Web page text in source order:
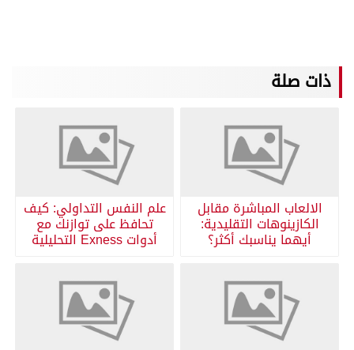
ذات صلة
الالعاب المباشرة مقابل
الكازينوهات التقليدية:
أيهما يناسبك أكثر؟
علم النفس التداولي: كيف
تحافظ على توازنك مع
أدوات Exness التحليلية